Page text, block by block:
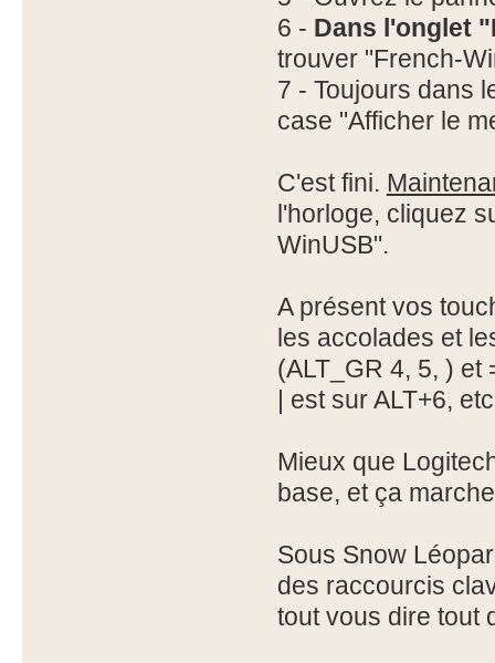
6 - Dans l'onglet
trouver "French-
7 - Toujours dans
case "Afficher le
C'est fini.
l'horloge, cliquez
WinUSB".
A présent vos
les accolades et
(ALT_GR 4, 5, ) et
| est sur ALT+6,
Mieux que
base, et ça
Sous Snow
des raccourcis
tout vous dire tout